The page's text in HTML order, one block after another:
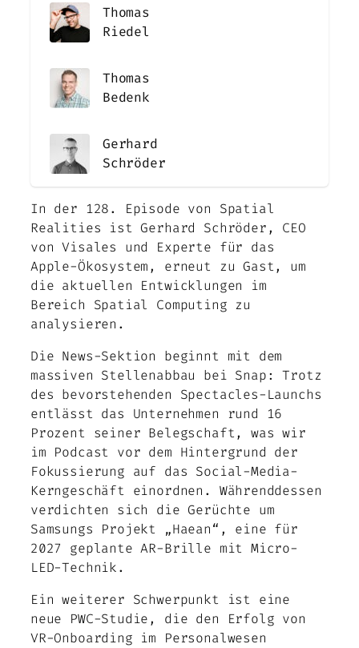
Thomas
Riedel
Thomas
Bedenk
Gerhard
Schröder
In der 128. Episode von Spatial
Realities ist Gerhard Schröder, CEO
von Visales und Experte für das
Apple-Ökosystem, erneut zu Gast, um
die aktuellen Entwicklungen im
Bereich Spatial Computing zu
analysieren.
Die News-Sektion beginnt mit dem
massiven Stellenabbau bei Snap: Trotz
des bevorstehenden Spectacles-Launchs
entlässt das Unternehmen rund 16
Prozent seiner Belegschaft, was wir
im Podcast vor dem Hintergrund der
Fokussierung auf das Social-Media-
Kerngeschäft einordnen. Währenddessen
verdichten sich die Gerüchte um
Samsungs Projekt „Haean“, eine für
2027 geplante AR-Brille mit Micro-
LED-Technik.
Ein weiterer Schwerpunkt ist eine
neue PWC-Studie, die den Erfolg von
VR-Onboarding im Personalwesen